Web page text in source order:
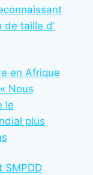
de taille d’
en Afrique
Nous
le
plus
SMPDD